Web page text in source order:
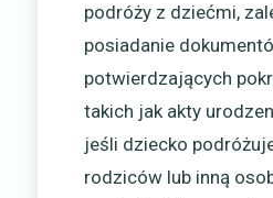
podróży z dziećmi,
posiadanie
potwierdzających
takich jak akty
jeśli dziecko
rodziców lub inną